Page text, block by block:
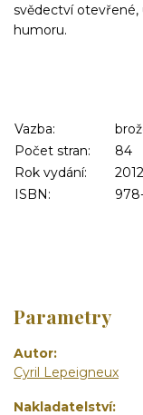
svědectví
humoru.
Vazba:
Počet stran:
84
Rok vydání:
2012
ISBN:
Parametry
Autor
Cyril Lepeigneux
Nakladatelství